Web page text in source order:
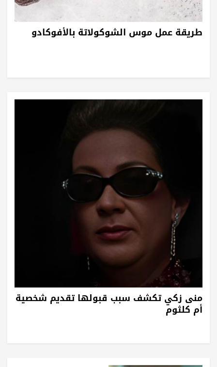
طريقة عمل موس الشوكولاتة بالأفوكادو
منى زكي تكشف سبب قبولها تقديم شخصية
أم كلثوم